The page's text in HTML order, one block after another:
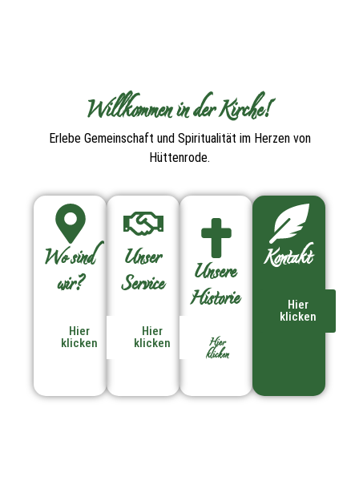
Willkommen in der Kirche!
Erlebe Gemeinschaft und Spiritualität im Herzen von
Hüttenrode.
Wo sind
wir?
Hier
klicken
Unser
Service
Hier
klicken
Unsere
Historie
Hier
klicken
Kontakt
Hier
klicken